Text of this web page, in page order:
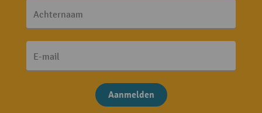
Achternaam
E-mail
Aanmelden